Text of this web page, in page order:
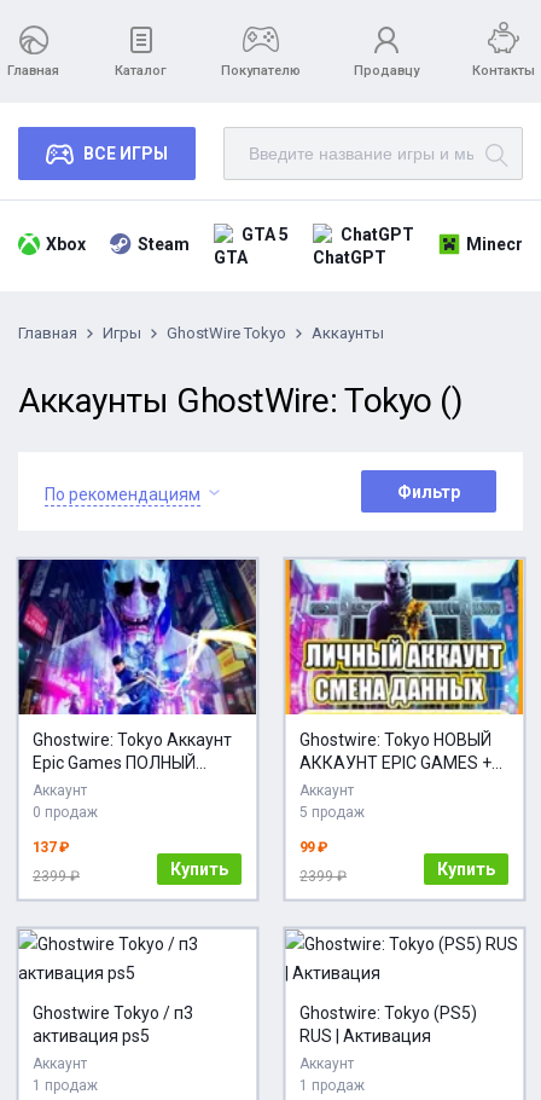
Главная Каталог Покупателю Продавцу Контакты
ВСЕ ИГРЫ
Xbox Steam GTA 5 ChatGPT
Главная Игры GhostWire Tokyo Аккаунты
Аккаунты GhostWire: Tokyo ()
По рекомендациям Фильтр
Ghostwire: Tokyo Аккаунт
Epic Games ПОЛНЫЙ
ДОСТУП
Аккаунт
0 продаж
137 ₽
2399 ₽
Купить
Ghostwire: Tokyo НОВЫЙ
АККАУНТ EPIC GAMES +
ПОЧТА
Аккаунт
5 продаж
99 ₽
2399 ₽
Купить
Ghostwire Tokyo / п3
активация ps5
Аккаунт
1 продаж
Ghostwire: Tokyo (PS5)
RUS | Активация
Аккаунт
1 продаж